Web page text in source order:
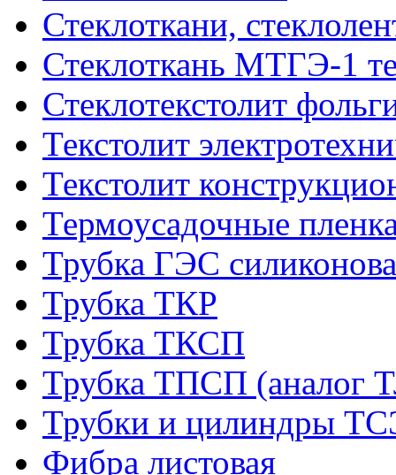
Стеклоткани,
Стеклоткань МТГЭ-1
Стеклотекстолит
Текстолит
Текстолит
Термоусадочные
Трубка ГЭС
Трубка ТКР
Трубка ТКСП
Трубка ТПСП (аналог
Трубки и цилиндры
Фибра листовая